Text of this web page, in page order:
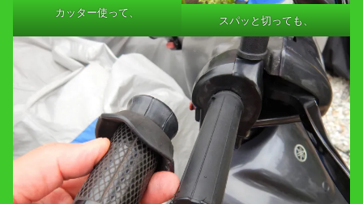
カッター使って、
スパッと切っても、